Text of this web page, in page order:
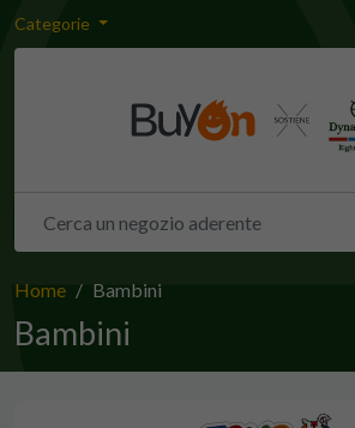
Categorie
Home Bambini
Bambini